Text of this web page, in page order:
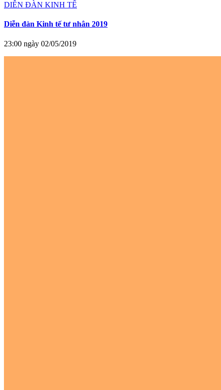
DIỄN ĐÀN KINH TẾ
Diễn đàn Kinh tế tư nhân 2019
23:00 ngày 02/05/2019